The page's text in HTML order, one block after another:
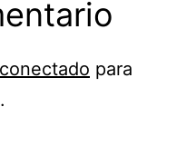
conectado para